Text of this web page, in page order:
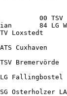
00 TSV
84 LG
Loxstedt
Cuxhaven
Bremervörde
Osterholzer